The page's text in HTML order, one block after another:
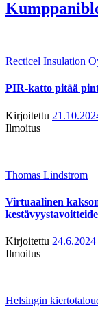
Recticel Insulation
PIR-katto pitää
Kirjoitettu
Ilmoitus
Thomas Lindstrom
Virtuaalinen
Kirjoitettu 24.6.2024
Ilmoitus
Helsingin